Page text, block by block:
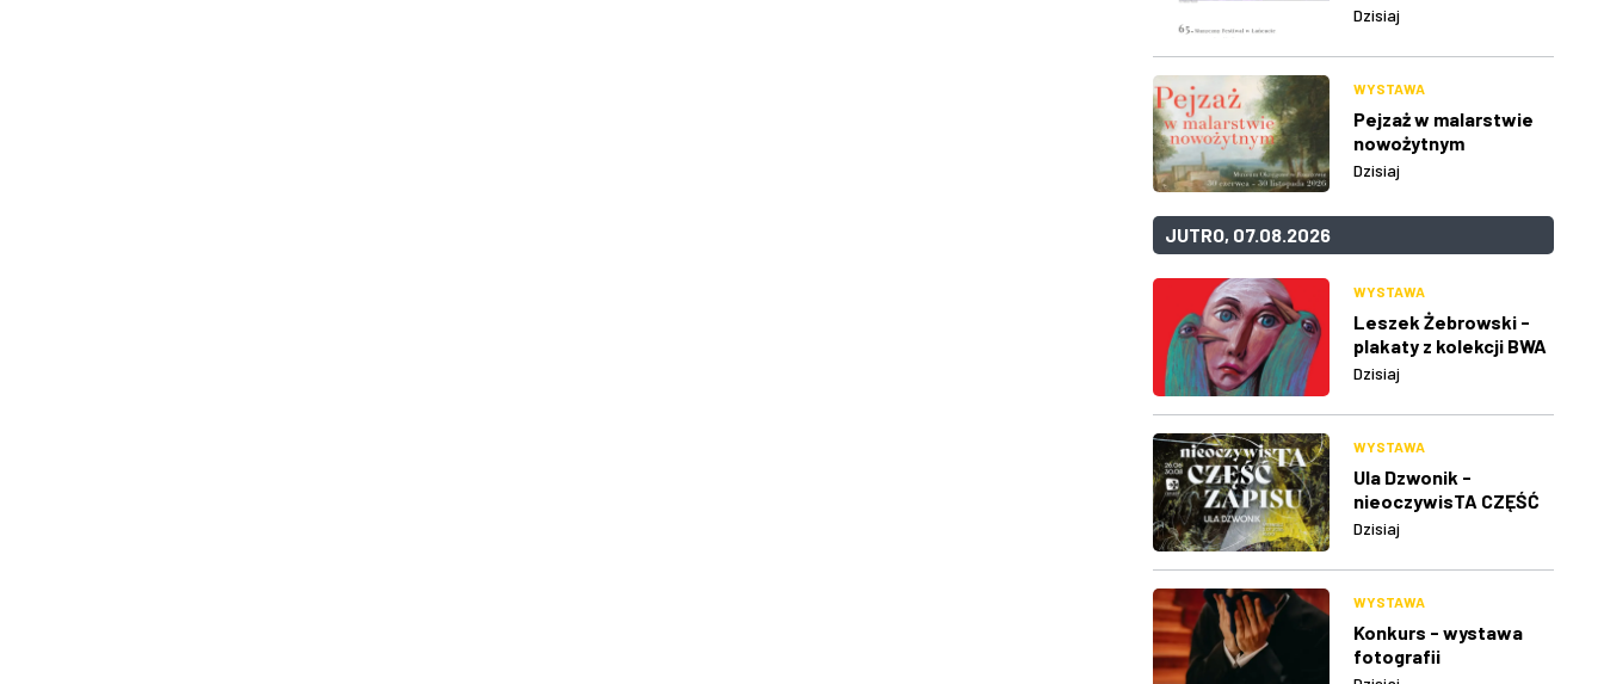
Dzisiaj
WYSTAWA
Pejzaż w malarstwie
nowożytnym
Dzisiaj
JUTRO, 07.08.2026
WYSTAWA
Leszek Żebrowski -
plakaty z kolekcji BWA
w Rzeszowie
Dzisiaj
WYSTAWA
Ula Dzwonik -
nieoczywisTA CZĘŚĆ
ZAPISU
Dzisiaj
WYSTAWA
Konkurs - wystawa
fotografii